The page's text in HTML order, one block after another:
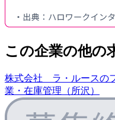
この企業の他の
株式会社 ラ・ルースの
業・在庫管理（所沢）